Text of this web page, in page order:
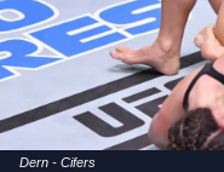
Dern - Cifers